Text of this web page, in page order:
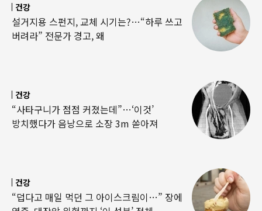
건강
설거지용 스펀지, 교체 시기는?…“하루 쓰고
버려라” 전문가 경고, 왜
건강
“사타구니가 점점 커졌는데”…‘이것’
방치했다가 음낭으로 소장 3m 쏟아져
건강
“덥다고 매일 먹던 그 아이스크림이…” 장에